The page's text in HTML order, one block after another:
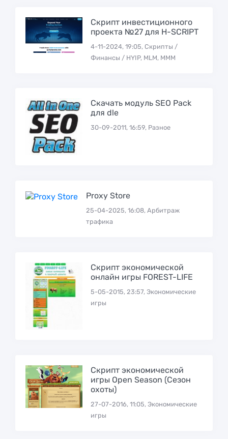
Скрипт инвестиционного
проекта №27 для H-SCRIPT
4-11-2024, 19:05, Скрипты /
Финансы / HYIP, MLM, МММ
Скачать модуль SEO Pack
для dle
30-09-2011, 16:59, Разное
Proxy Store
25-04-2025, 16:08, Арбитраж
трафика
Скрипт экономической
онлайн игры FOREST-LIFE
5-05-2015, 23:57, Экономические
игры
Скрипт экономической
игры Open Season (Сезон
охоты)
27-07-2016, 11:05, Экономические
игры